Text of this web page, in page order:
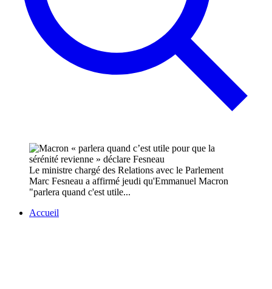
Le ministre chargé des Relations avec le Parlement
Marc Fesneau a affirmé jeudi qu'Emmanuel Macron
"parlera quand c'est utile...
Accueil